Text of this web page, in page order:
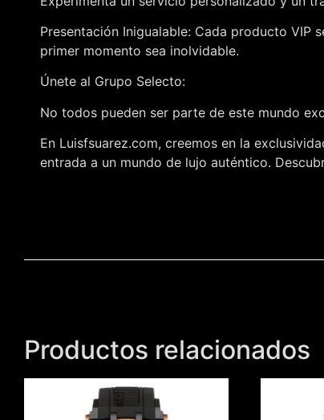
Presentación Inigualable: Cada producto VIP
primer momento sea inolvidable.
Únete al Grupo Selecto:
No todos pueden ser parte de este mundo
En Luisfsuarez.com, creemos en la
entrada a un mundo de lujo auténtico.
Productos relacionados